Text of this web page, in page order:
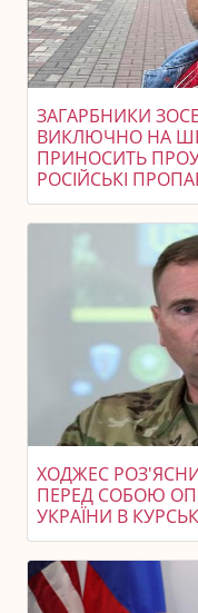
ЗАГАРБНИКИ
ВИКЛЮЧНО НА
ПРИНОСИТЬ
РОСІЙСЬКІ
ХОДЖЕС
ПЕРЕД СОБОЮ
УКРАЇНИ В